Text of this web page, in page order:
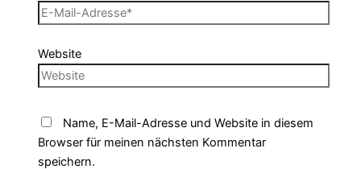
Website
Name, E-Mail-Adresse und Website in diesem
Browser für meinen nächsten Kommentar
speichern.